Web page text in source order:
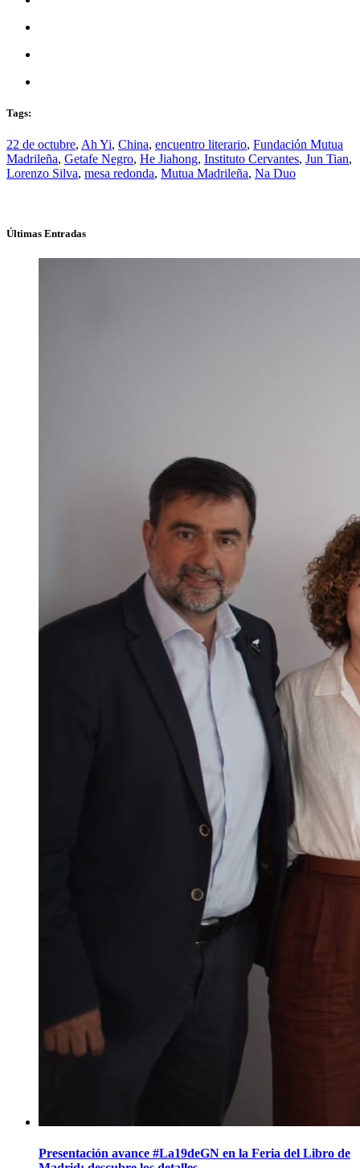
Tags:
22 de octubre, Ah Yi, China, encuentro literario, Fundación Mutua
Madrileña, Getafe Negro, He Jiahong, Instituto Cervantes, Jun Tian,
Lorenzo Silva, mesa redonda, Mutua Madrileña, Na Duo
Últimas Entradas
Presentación avance #La19deGN en la Feria del Libro de